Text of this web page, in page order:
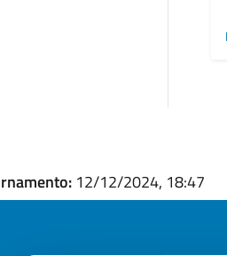
12/12/2024, 18:47